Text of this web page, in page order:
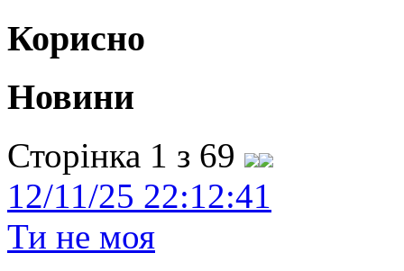
Корисно
Новини
Сторінка 1 з 69
12/11/25 22:12:41
Ти не моя